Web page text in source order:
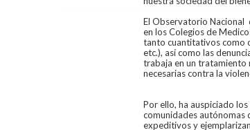
El Observatorio Nacional
en los Colegios de
tanto cuantitativos como
etc.), así como las
trabaja en un tratamiento
necesarias contra la
Por ello, ha auspiciado
comunidades autónomas
expeditivos y